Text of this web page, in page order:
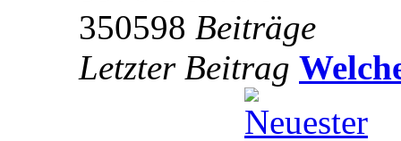
350598 Beiträge
Letzter Beitrag